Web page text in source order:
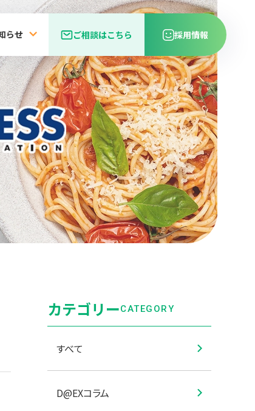
らせ ご相談はこちら 採用情報
カテゴリーCATEGORY
すべて
D@EXコラム